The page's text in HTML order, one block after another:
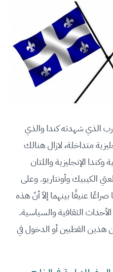
الذي شهدته كندا والذي
متداخلة، لازال هنالك
الإنجليزية واللتان
الكيبيك وأونتاريو. وعلى
عنيفًا بينهما إلاّ أنّ هذه
الثقافية والسياسية.
هذين القطبين أو الدخول في